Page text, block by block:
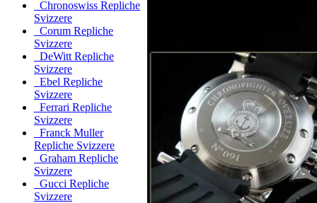
Chronoswiss Repliche
Svizzere
Corum Repliche
Svizzere
DeWitt Repliche
Svizzere
Ebel Repliche
Svizzere
Ferrari Repliche
Svizzere
Franck Muller
Repliche Svizzere
Graham Repliche
Svizzere
Gucci Repliche
Svizzere